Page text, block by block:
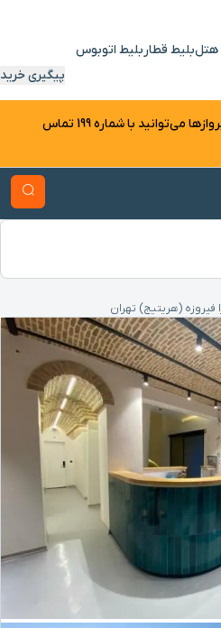
هتلبلیط قطار بلیط اتوبوس
پیگیری خرید
جهت اطلاع از آخرین وضعیت پرواز‌ها می‌توانید با شماره 199 تماس
فیروزه (هریتیج) تهران